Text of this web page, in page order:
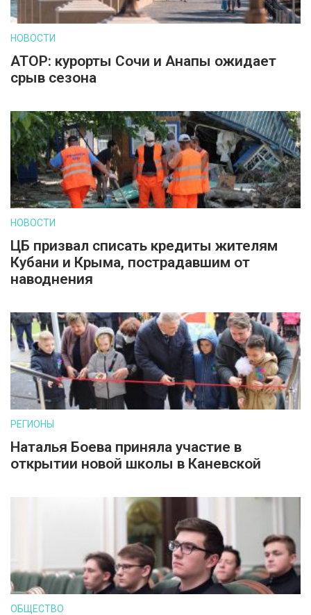
НОВОСТИ
АТОР: курорты Сочи и Анапы ожидает
срыв сезона
НОВОСТИ
ЦБ призвал списать кредиты жителям
Кубани и Крыма, пострадавшим от
наводнения
РЕГИОНЫ
Наталья Боева приняла участие в
открытии новой школы в Каневской
ОБЩЕСТВО